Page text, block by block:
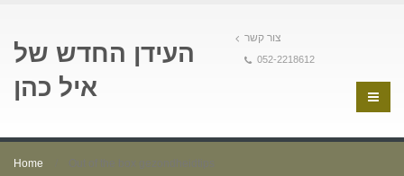
העידן החדש של
איל כהן
צור קשר
052-2218612
Home Out of the box gezondheidtips